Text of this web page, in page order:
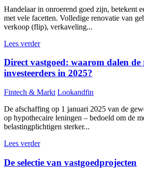
Handelaar in onroerend goed zijn, betekent
met vele facetten. Volledige renovatie van
verkoop (flip), verkaveling...
Lees verder
Direct vastgoed: waarom dalen de
investeerders in 2025?
Fintech & Markt Lookandfin
De afschaffing op 1 januari 2025 van de
op hypothecaire leningen – bedoeld om de
belastingplichtigen sterker...
Lees verder
De selectie van vastgoedprojecten